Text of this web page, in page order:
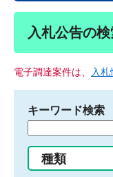
入札公告の
電子調達案件は、 入
キーワード検索
る
種類